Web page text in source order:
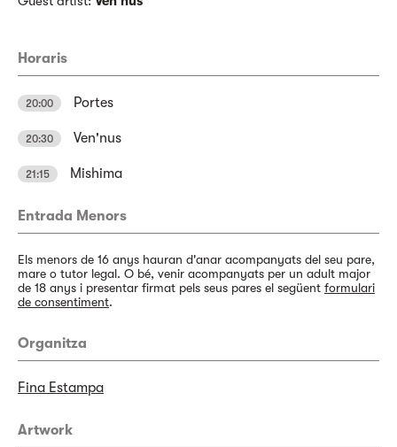
Horaris
20:00 Portes
20:30 Ven'nus
21:15 Mishima
Entrada Menors
Els menors de 16 anys hauran d'anar acompanyats del seu pare,
mare o tutor legal. O bé, venir acompanyats per un adult major
de 18 anys i presentar firmat pels seus pares el següent formulari
de consentiment.
Organitza
Fina Estampa
Artwork